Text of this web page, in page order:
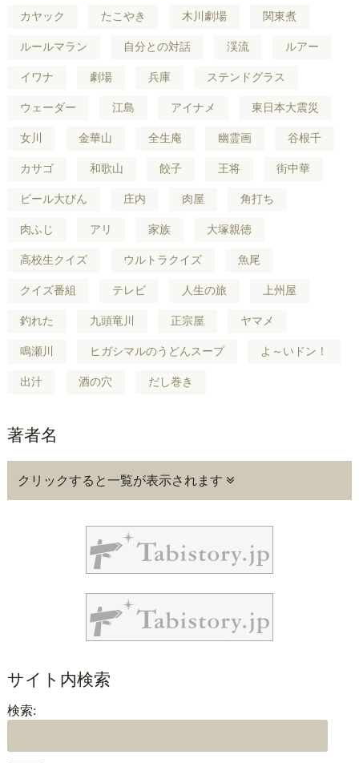
カヤック たこやき 木川劇場 関東煮
ルールマラン 自分との対話 渓流 ルアー
イワナ 劇場 兵庫 ステンドグラス
ウェーダー 江島 アイナメ 東日本大震災
女川 金華山 全生庵 幽霊画 谷根千
カサゴ 和歌山 餃子 王将 街中華
ビール大びん 庄内 肉屋 角打ち
肉ふじ アリ 家族 大塚親徳
高校生クイズ ウルトラクイズ 魚尾
クイズ番組 テレビ 人生の旅 上州屋
釣れた 九頭竜川 正宗屋 ヤマメ
鳴瀬川 ヒガシマルのうどんスープ よ～いドン！
出汁 酒の穴 だし巻き
著者名
クリックすると一覧が表示されます
サイト内検索
検索: